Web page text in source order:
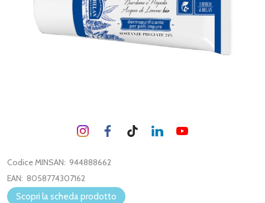
Codice MINSAN: 944888662
EAN: 8058774307162
Scopri la scheda prodotto